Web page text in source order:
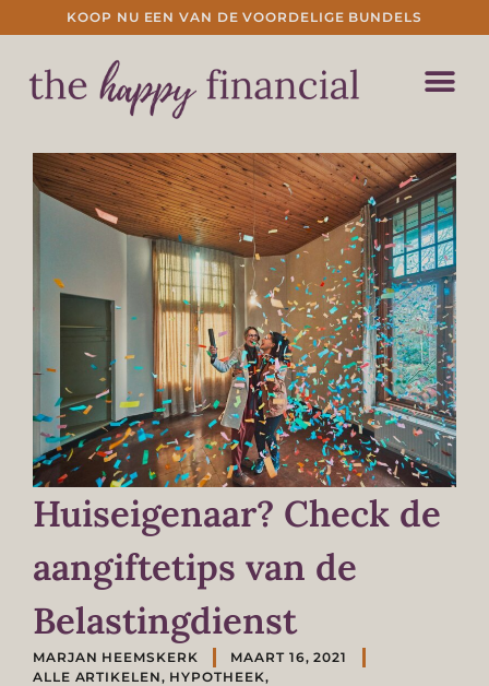
KOOP NU EEN VAN DE VOORDELIGE BUNDELS
Huiseigenaar? Check de
aangiftetips van de
Belastingdienst
MARJAN HEEMSKERK
MAART 16, 2021
ALLE ARTIKELEN, HYPOTHEEK,